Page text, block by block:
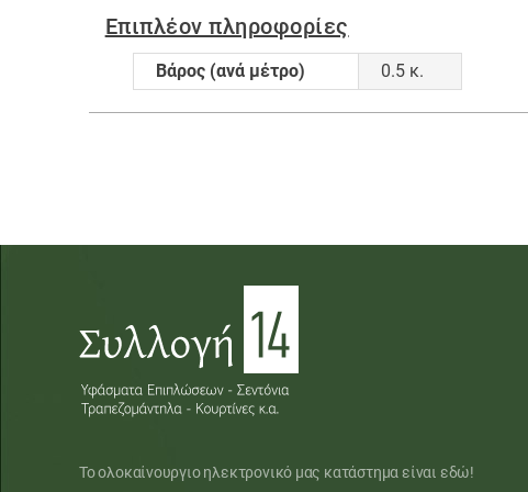
Επιπλέον πληροφορίες
Βάρος (ανά μέτρο) 0.5 κ.
Το ολοκαίνουργιο ηλεκτρονικό μας κατάστημα είναι εδώ!